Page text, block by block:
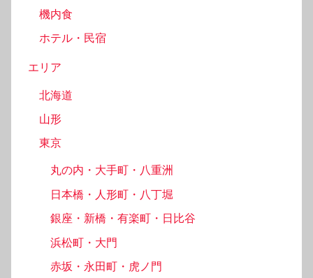
機内食
ホテル・民宿
エリア
北海道
山形
東京
丸の内・大手町・八重洲
日本橋・人形町・八丁堀
銀座・新橋・有楽町・日比谷
浜松町・大門
赤坂・永田町・虎ノ門